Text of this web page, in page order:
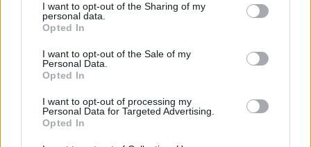
I want to opt-out of the Sharing of my
personal data.
Opted In
I want to opt-out of the Sale of my
Personal Data.
Opted In
I want to opt-out of processing my
Personal Data for Targeted Advertising.
Opted In
2026. július 31., péntek